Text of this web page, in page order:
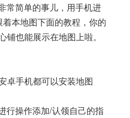
常简单的事儿，用手机进
本地图下面的教程，你的
也能展示在地图上啦。
卓手机都可以安装地图
行操作添加/认领自己的指